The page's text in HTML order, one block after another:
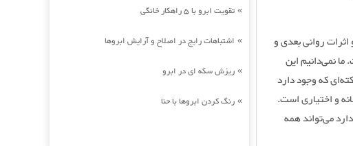
» تقویت ابرو با 5 راهکار خانگی
» اشتباهات رایج در اصلاح و آرایش ابروها
» ریزش سکه ای در ابرو
» رنگ کردن ابروها با حنا
اثرات روانی بعدی و
نمی‌دانیم این
که وجود دارد
و اختیاری است.
می‌تواند همه